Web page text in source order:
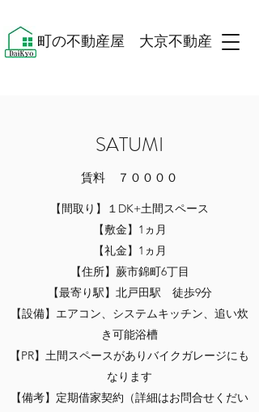
​町の不動産屋 大京不動産 ​
​​SATUMI
​​賃料 ７００００
【間取り】１DK+土間スペース
【敷金】1ヵ月
【礼金】1ヵ月
【住所】蕨市錦町6丁目
【最寄り駅】北戸田駅 徒歩9分
【設備】エアコン、システムキッチン、追い炊
き可能浴槽
​【PR】土間スペースがありバイクガレージにも
なります
【備考】定期借家契約（詳細はお問合せくだい